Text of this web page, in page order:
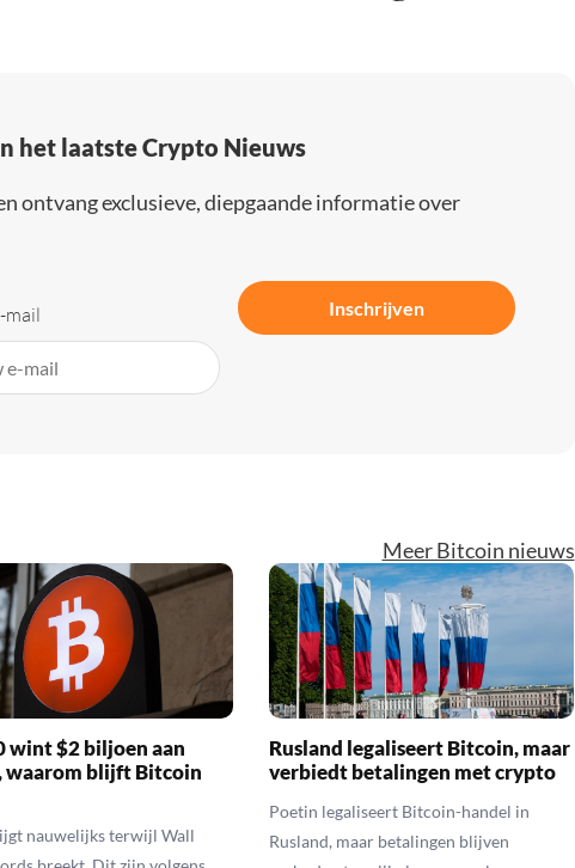
het laatste Crypto Nieuws
ontvang exclusieve, diepgaande informatie over
mail Inschrijven
Meer Bitcoin nieuws
wint $2 biljoen aan
waarom blijft Bitcoin
nauwelijks terwijl Wall
Rusland legaliseert Bitcoin, maar
verbiedt betalingen met crypto
Poetin legaliseert Bitcoin-handel in
Rusland, maar betalingen blijven